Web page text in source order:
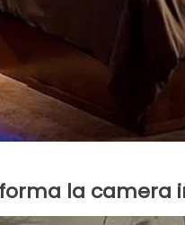
la camera